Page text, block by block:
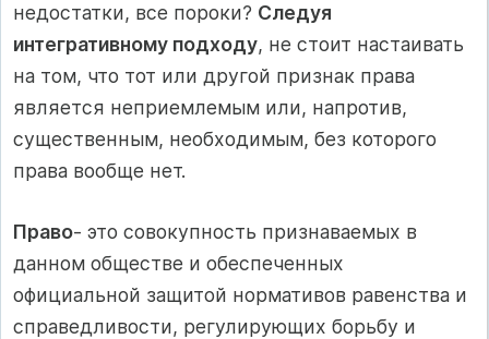
недостатки, все пороки? Следуя
интегративному подходу, не стоит настаивать
на том, что тот или другой признак права
является неприемлемым или, напротив,
существенным, необходимым, без которого
права вообще нет.
Право- это совокупность призна­ваемых в
данном обществе и обеспеченных
официальной защитой нормативов равенства и
справедливости, регулирующих борьбу и